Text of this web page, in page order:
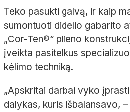
Teko pasukti galvą, ir kaip
sumontuoti didelio gabarito
„Cor-Ten®“ plieno
įveikta pasitelkus
kėlimo techniką.
„Apskritai darbai vyko
dalykas, kuris išbalansavo, –